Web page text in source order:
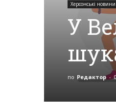
Херсонські новини
У
по Редактор -